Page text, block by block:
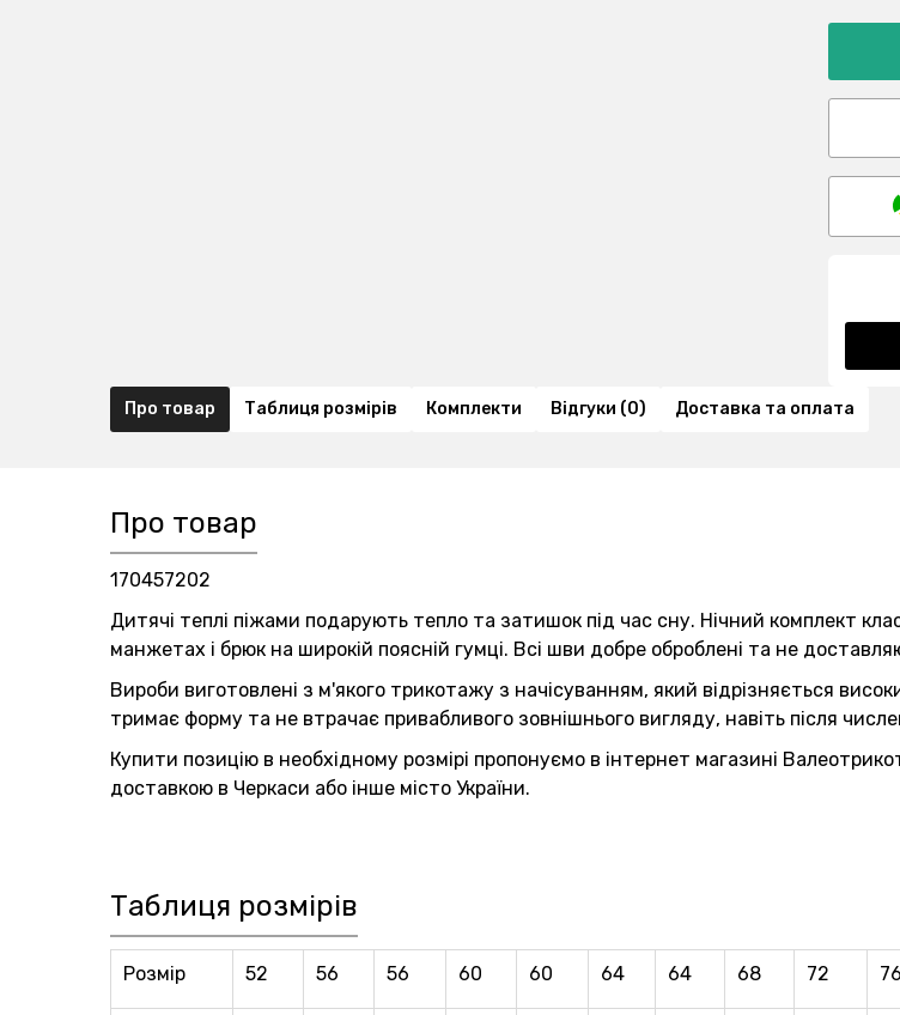
Про товар Таблиця розмірів Комплекти Відгуки (0) Доставка та оплата
Про товар
170457202
Дитячі теплі піжами подарують тепло та затишок під час сну. Нічний комплект
манжетах і брюк на широкій поясній гумці. Всі шви добре оброблені та не
Вироби виготовлені з м'якого трикотажу з начісуванням, який відрізняється
тримає форму та не втрачає привабливого зовнішнього вигляду, навіть після
Купити позицію в необхідному розмірі пропонуємо в інтернет магазині
доставкою в Черкаси або інше місто України.
Таблиця розмірів
Розмір 52 56 56 60 60 64 64 68 72 76